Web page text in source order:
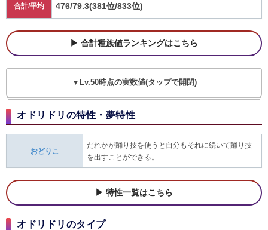
合計/平均 476/79.3(381位/833位)
合計種族値ランキングはこちら
▼Lv.50時点の実数値(タップで開閉)
オドリドリの特性・夢特性
おどりこ
だれかが踊り技を使うと自分もそれに続いて踊り技
を出すことができる。
特性一覧はこちら
オドリドリのタイプ